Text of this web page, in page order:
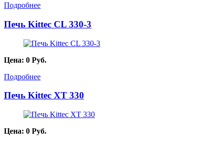
Подробнее
Печь Kittec CL 330-3
Цена: 0 Руб.
Подробнее
Печь Kittec XT 330
Цена: 0 Руб.